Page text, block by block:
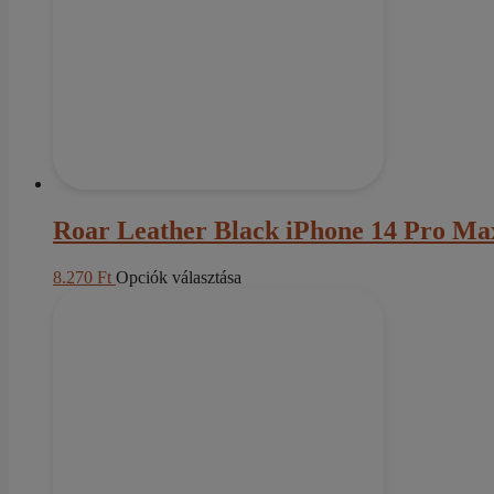
Roar Leather Black iPhone 14 Pro
8.270 Ft Opciók választása